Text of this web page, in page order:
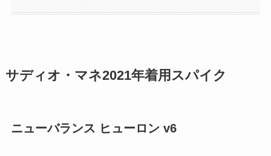
サディオ・マネ2021年着用スパイク
ニューバランス ヒューロン v6